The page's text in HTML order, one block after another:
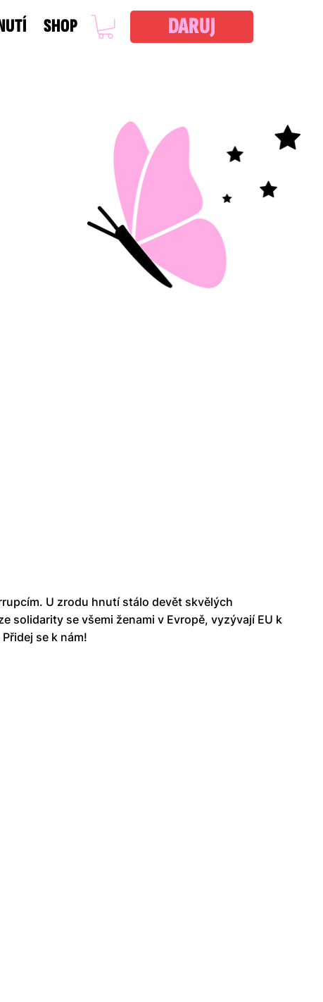
SHOP DARUJ
U zrodu hnutí stálo devět skvělých
solidarity se všemi ženami v Evropě, vyzývají EU k
se k nám!